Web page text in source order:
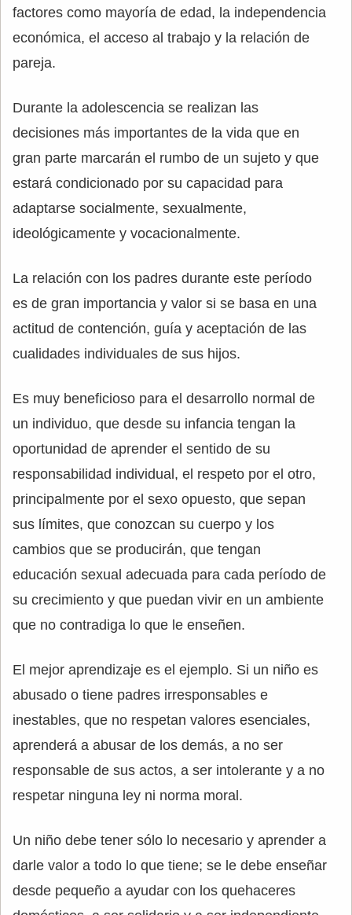
factores como mayoría de edad, la independencia
económica, el acceso al trabajo y la relación de
pareja.
Durante la adolescencia se realizan las
decisiones más importantes de la vida que en
gran parte marcarán el rumbo de un sujeto y que
estará condicionado por su capacidad para
adaptarse socialmente, sexualmente,
ideológicamente y vocacionalmente.
La relación con los padres durante este período
es de gran importancia y valor si se basa en una
actitud de contención, guía y aceptación de las
cualidades individuales de sus hijos.
Es muy beneficioso para el desarrollo normal de
un individuo, que desde su infancia tengan la
oportunidad de aprender el sentido de su
responsabilidad individual, el respeto por el otro,
principalmente por el sexo opuesto, que sepan
sus límites, que conozcan su cuerpo y los
cambios que se producirán, que tengan
educación sexual adecuada para cada período de
su crecimiento y que puedan vivir en un ambiente
que no contradiga lo que le enseñen.
El mejor aprendizaje es el ejemplo. Si un niño es
abusado o tiene padres irresponsables e
inestables, que no respetan valores esenciales,
aprenderá a abusar de los demás, a no ser
responsable de sus actos, a ser intolerante y a no
respetar ninguna ley ni norma moral.
Un niño debe tener sólo lo necesario y aprender a
darle valor a todo lo que tiene; se le debe enseñar
desde pequeño a ayudar con los quehaceres